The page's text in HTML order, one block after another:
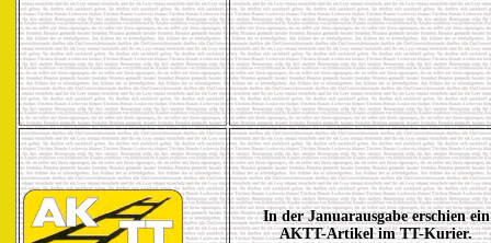
In der Januarausgabe erschien ein
AKTT-Artikel im TT-Kurier.